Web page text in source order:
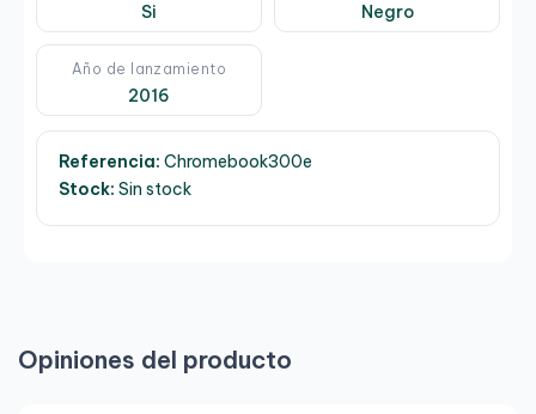
Si Negro
Año de lanzamiento
2016
Referencia: Chromebook300e
Stock: Sin stock
Opiniones del producto